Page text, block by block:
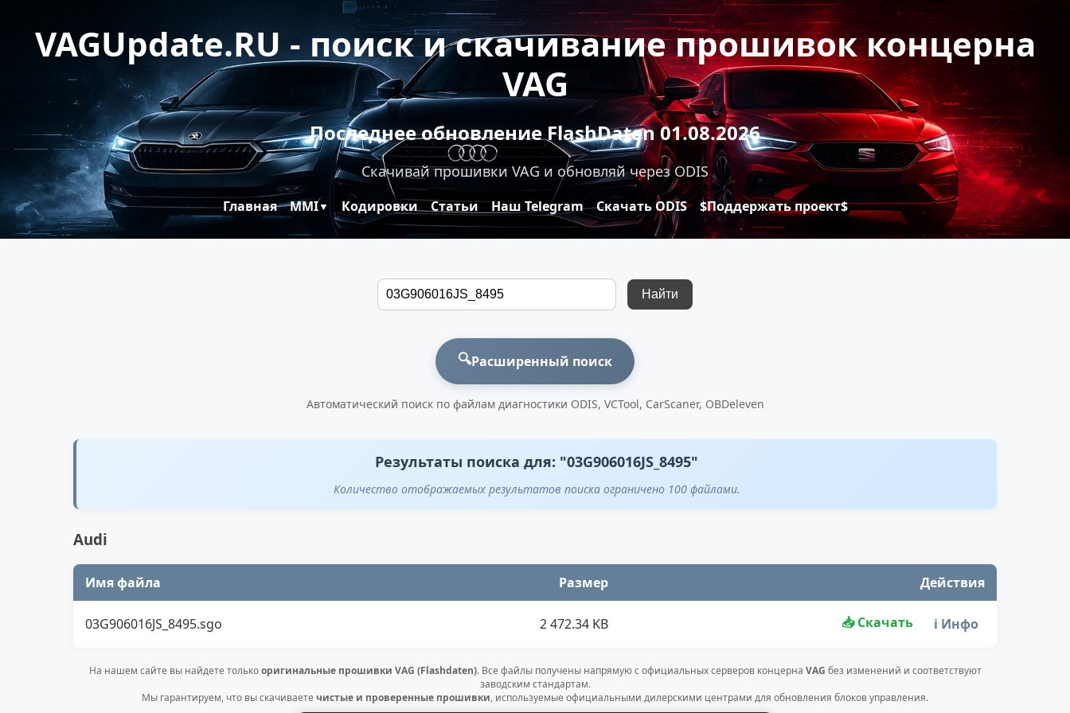
VAGUpdate.RU - поиск и скачивание прошивок концерна
VAG
Последнее обновление FlashDaten 01.08.2026
Скачивай прошивки VAG и обновляй через ODIS
Главная MMI▼ Кодировки Статьи Наш Telegram Скачать ODIS $Поддержать проект$
Найти
🔍Расширенный поиск
Автоматический поиск по файлам диагностики ODIS, VCTool, CarScaner, OBDeleven
Результаты поиска для: "03G906016JS_8495"
Количество отображаемых результатов поиска ограничено 100 файлами.
Audi
Имя файла Размер Действия
03G906016JS_8495.sgo 2 472.34 KB 📥 Скачать ℹ️ Инфо
На нашем сайте вы найдете толькооригинальные прошивки VAG (Flashdaten). Все файлы получены напрямую с официальных серверов концерна VAG без изменений и соответствуют
заводским стандартам.
Мы гарантируем, что вы скачиваете чистые и проверенные прошивки, используемые официальными дилерскими центрами для обновления блоков управления.